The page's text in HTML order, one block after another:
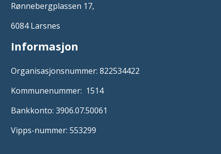
Rønnebergplassen 17,
6084 Larsnes
Informasjon
Organisasjonsnummer: 822534422
Kommunenummer: 1514
Bankkonto: 3906.07.50061
Vipps-nummer: 553299